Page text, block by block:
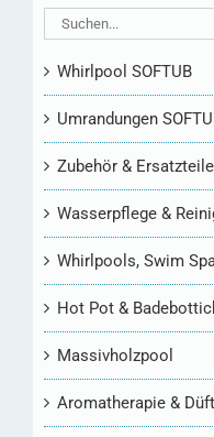
Whirlpool SOFTUB
Umrandungen
Zubehör &
Wasserpflege &
Whirlpools, Swim
Hot Pot &
Massivholzpool
Aromatherapie &